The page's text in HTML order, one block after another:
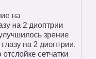
на
на 2 диоптрии
зрение
на 2 диоптрии.
сетчатки